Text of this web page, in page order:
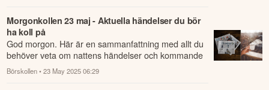
Morgonkollen 23 maj - Aktuella händelser du bör
ha koll på
God morgon. Här är en sammanfattning med allt du
behöver veta om nattens händelser och kommande
dagens viktigaste händelser på börsen.
Börskollen • 23 May 2025 06:29